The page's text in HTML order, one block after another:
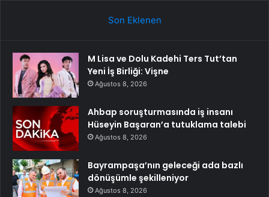
Son Eklenen
M Lisa ve Dolu Kadehi Ters Tut’tan
Yeni İş Birliği: Vişne
Ağustos 8, 2026
Ahbap soruşturmasında iş insanı
Hüseyin Başaran’a tutuklama talebi
Ağustos 8, 2026
Bayrampaşa’nın geleceği ada bazlı
dönüşümle şekilleniyor
Ağustos 8, 2026